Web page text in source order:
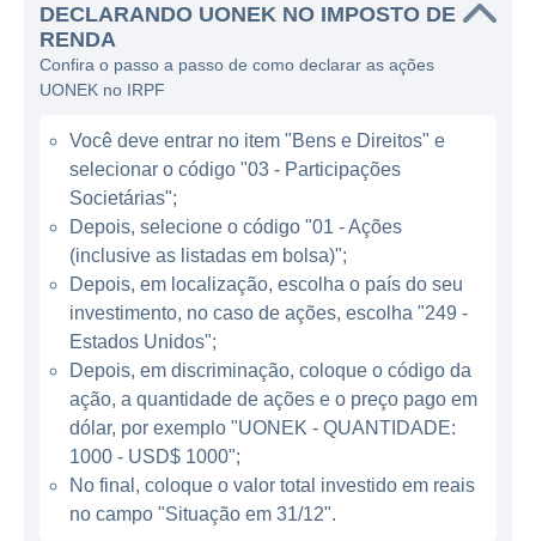
autêntica e relevante na indústria do
entretenimento.
A Urban One opera principalmente por meio
de suas subsidiárias de rádio, que incluem
mais de 55 estações de rádio em diversas
partes do país. O modelo de negócios da
empresa é baseado na criação e distribuição
de conteúdo direcionado, que não só
entretém, mas também informa e capacita a
audiência. Além disso, a Urban One está
presente na mídia digital e possui
colaborações em eventos ao vivo, buscando
integrar diferentes formas de engajamento
com seus ouvintes e espectadores.
ATUAÇÃO DA URBAN ONE
DECLARANDO UONEK NO IMPOSTO DE
RENDA
Confira o passo a passo de como declarar as ações
UONEK no IRPF
Você deve entrar no item "Bens e Direitos" e
selecionar o código "03 - Participações
Societárias";
Depois, selecione o código "01 - Ações
(inclusive as listadas em bolsa)";
Depois, em localização, escolha o país do seu
investimento, no caso de ações, escolha "249 -
Estados Unidos";
Depois, em discriminação, coloque o código da
ação, a quantidade de ações e o preço pago em
dólar, por exemplo "UONEK - QUANTIDADE:
1000 - USD$ 1000";
No final, coloque o valor total investido em reais
no campo "Situação em 31/12".